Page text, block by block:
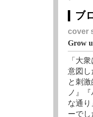
ブ
cover
Grow
「大
意図し
と刺
ノ』
な通
ーで